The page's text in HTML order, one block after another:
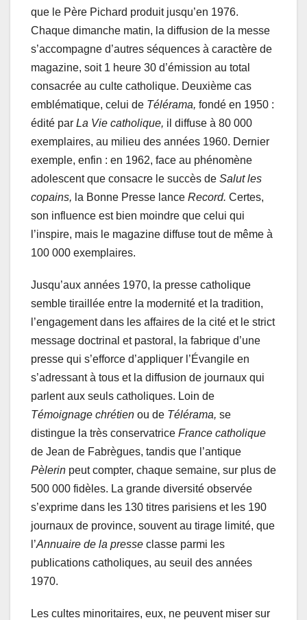
que le Père Pichard produit jusqu’en 1976.
Chaque dimanche matin, la diffusion de la messe
s’accompagne d’autres séquences à caractère de
magazine, soit 1 heure 30 d’émission au total
consacrée au culte catholique. Deuxième cas
emblématique, celui de Télérama, fondé en 1950 :
édité par La Vie catholique, il diffuse à 80 000
exemplaires, au milieu des années 1960. Dernier
exemple, enfin : en 1962, face au phénomène
adolescent que consacre le succès de Salut les
copains, la Bonne Presse lance Record. Certes,
son influence est bien moindre que celui qui
l’inspire, mais le magazine diffuse tout de même à
100 000 exemplaires.
Jusqu’aux années 1970, la presse catholique
semble tiraillée entre la modernité et la tradition,
l’engagement dans les affaires de la cité et le strict
message doctrinal et pastoral, la fabrique d’une
presse qui s’efforce d’appliquer l’Évangile en
s’adressant à tous et la diffusion de journaux qui
parlent aux seuls catholiques. Loin de
Témoignage chrétien ou de Télérama, se
distingue la très conservatrice France catholique
de Jean de Fabrègues, tandis que l’antique
Pèlerin peut compter, chaque semaine, sur plus de
500 000 fidèles. La grande diversité observée
s’exprime dans les 130 titres parisiens et les 190
journaux de province, souvent au tirage limité, que
l’Annuaire de la presse classe parmi les
publications catholiques, au seuil des années
1970.
Les cultes minoritaires, eux, ne peuvent miser sur